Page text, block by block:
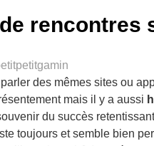
rencontres
des mêmes sites ou
mais ‎il y a aussi
du succès
toujours et semble bien